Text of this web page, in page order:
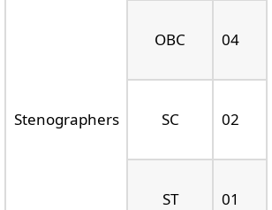
Stenographers
OBC 04
SC 02
ST 01